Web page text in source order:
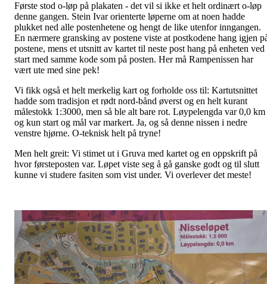
Første stod o-løp på plakaten - det vil si ikke et helt ordinært o-løp
denne gangen. Stein Ivar orienterte løperne om at noen hadde
plukket ned alle postenhetene og hengt de like utenfor inngangen.
En nærmere gransking av postene viste at postkodene hang igjen
postene, mens et utsnitt av kartet til neste post hang på enheten ved
start med samme kode som på posten. Her må Rampenissen har
vært ute med sine pek!
Vi fikk også et helt merkelig kart og forholde oss til: Kartutsnittet
hadde som tradisjon et rødt nord-bånd øverst og en helt kurant
målestokk 1:3000, men så ble alt bare rot. Løypelengda var 0,0 km
og kun start og mål var markert. Ja, og så denne nissen i nedre
venstre hjørne. O-teknisk helt på tryne!
Men helt greit: Vi stimet ut i Gruva med kartet og en oppskrift på
hvor førsteposten var. Løpet viste seg å gå ganske godt og til slutt
kunne vi studere fasiten som vist under. Vi overlever det meste!